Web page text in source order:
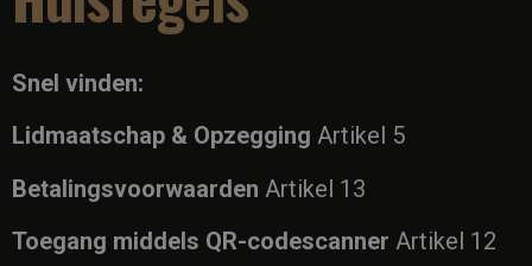
Snel vinden:
Lidmaatschap & Opzegging Artikel 5
Betalingsvoorwaarden Artikel 13
Toegang middels QR-codescanner Artikel 12